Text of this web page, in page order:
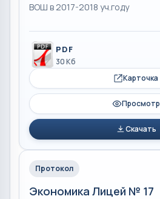
ВОШ в 2017-2018 уч.году
PDF
30 Кб
Карточка
Просмотр
Скачать
Протокол
Экономика Лицей № 17